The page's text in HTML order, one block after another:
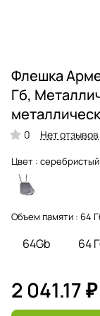
Флешка
Гб,
0 Нет отзывов
Цвет : серебристый
Объем памяти : 64
64Gb 64
2 041.17 ₽